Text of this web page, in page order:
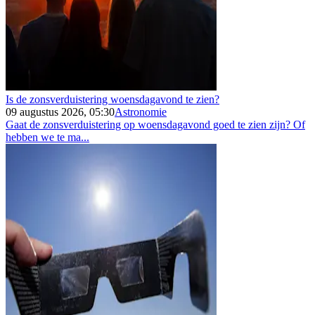
Is de zonsverduistering woensdagavond te zien?
09 augustus 2026, 05:30Astronomie
Gaat de zonsverduistering op woensdagavond goed te zien zijn? Of
hebben we te ma...